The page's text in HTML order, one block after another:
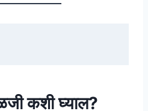
कशी घ्याल?